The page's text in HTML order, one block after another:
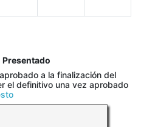
a la finalización del
el definitivo una vez aprobado